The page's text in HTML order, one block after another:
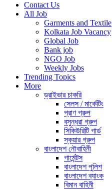
Contact Us
All Job
Garments and Textile
Kolkata Job Vacancy
Global Job
Bank job
NGO Job
Weekly Jobs
Trending Topics
More
ড্রাইভার চাকরি
সেলস / মার্কেটিং
প্রাণ গ্রুপ
বসুন্ধরা গ্রুপ
সিকিউরিটি গার্ড
স্কয়ার গ্রুপ
বাংলাদেশ নৌবাহিনী
গার্মেন্টস
বাংলাদেশ পুলিশ
বাংলাদেশ ব্যাংক
বিমান বাহিনী